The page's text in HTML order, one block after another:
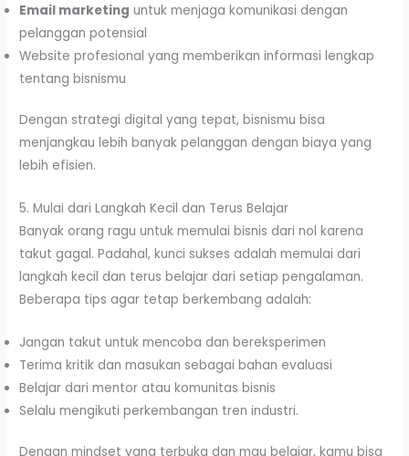
Email marketing untuk menjaga komunikasi dengan
pelanggan potensial
Website profesional yang memberikan informasi lengkap
tentang bisnismu
Dengan strategi digital yang tepat, bisnismu bisa
menjangkau lebih banyak pelanggan dengan biaya yang
lebih efisien.
5. Mulai dari Langkah Kecil dan Terus Belajar
Banyak orang ragu untuk memulai bisnis dari nol karena
takut gagal. Padahal, kunci sukses adalah memulai dari
langkah kecil dan terus belajar dari setiap pengalaman.
Beberapa tips agar tetap berkembang adalah:
Jangan takut untuk mencoba dan bereksperimen
Terima kritik dan masukan sebagai bahan evaluasi
Belajar dari mentor atau komunitas bisnis
Selalu mengikuti perkembangan tren industri.
Dengan mindset yang terbuka dan mau belajar, kamu bisa